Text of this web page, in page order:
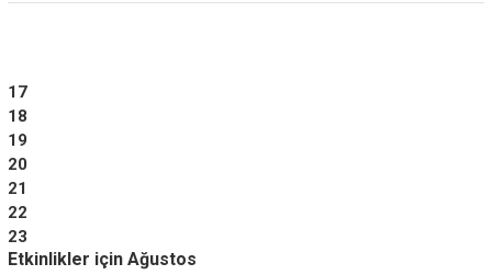
17
18
19
20
21
22
23
Etkinlikler için Ağustos